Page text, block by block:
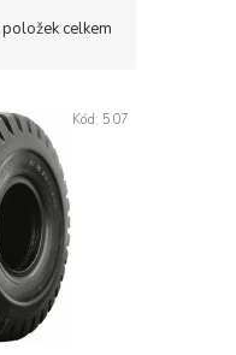
položek celkem
Kód: 507